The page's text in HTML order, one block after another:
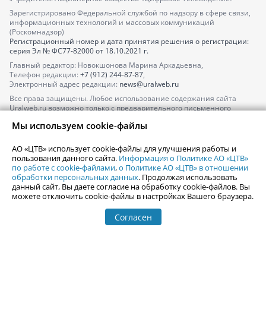
Зарегистрировано Федеральной службой по надзору в сфере связи,
информационных технологий и массовых коммуникаций
(Роскомнадзор)
Регистрационный номер и дата принятия решения о регистрации:
серия Эл № ФС77-82000от 18.10.2021 г.
Главный редактор: Новокшонова Марина Аркадьевна,
Телефон редакции: +7 (912) 244-87-87,
Электронный адрес редакции: news@uralweb.ru
Все права защищены. Любое использование содержания сайта
Uralweb.ru возможно только с предварительного письменного
По вопросам размещения рекламы обращайтесь по тел.
По вопросам размещения информации в разделе «Афиша»
afisha@uralweb.ru
Пользовательское соглашение на использование сайта
Политика АО «ЦТВ» в отношении обработки персональных данных
Мы используем cookie-файлы
АО «ЦТВ» использует cookie-файлы для улучшения работы и
пользования данного сайта. Информация о Политике АО «ЦТВ»
по работе с cookie-файлами,о Политике АО «ЦТВ» в отношении
обработки персональных данных. Продолжая использовать
данный сайт, Вы даете согласие на обработку cookie-файлов. Вы
можете отключить cookie-файлы в настройках Вашего браузера.
Согласен